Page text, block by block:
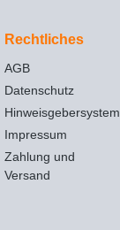
Rechtliches
AGB
Datenschutz
Hinweisgebersystem
Impressum
Zahlung und
Versand